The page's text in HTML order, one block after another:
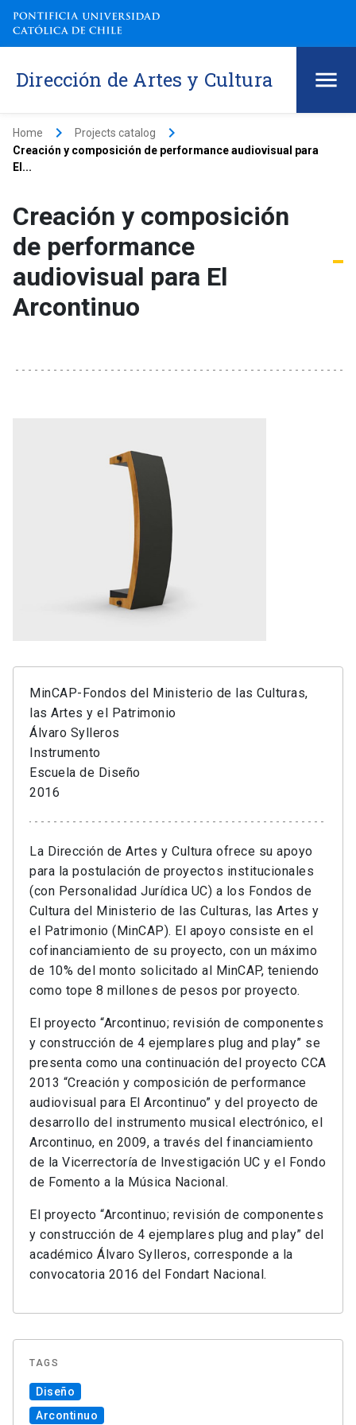
Dirección de Artes y Cultura
Home keyboard_arrow_right Projects catalog keyboard_arrow_right
Creación y composición de performance audiovisual para
El...
Creación y composición
de performance
audiovisual para El
Arcontinuo
MinCAP-Fondos del Ministerio de las Culturas,
las Artes y el Patrimonio
Álvaro Sylleros
Instrumento
Escuela de Diseño
2016
La Dirección de Artes y Cultura ofrece su apoyo
para la postulación de proyectos institucionales
(con Personalidad Jurídica UC) a los Fondos de
Cultura del Ministerio de las Culturas, las Artes y
el Patrimonio (MinCAP). El apoyo consiste en el
cofinanciamiento de su proyecto, con un máximo
de 10% del monto solicitado al MinCAP, teniendo
como tope 8 millones de pesos por proyecto.
El proyecto “Arcontinuo; revisión de componentes
y construcción de 4 ejemplares plug and play” se
presenta como una continuación del proyecto CCA
2013 “Creación y composición de performance
audiovisual para El Arcontinuo” y del proyecto de
desarrollo del instrumento musical electrónico, el
Arcontinuo, en 2009, a través del financiamiento
de la Vicerrectoría de Investigación UC y el Fondo
de Fomento a la Música Nacional.
El proyecto “Arcontinuo; revisión de componentes
y construcción de 4 ejemplares plug and play” del
académico Álvaro Sylleros, corresponde a la
convocatoria 2016 del Fondart Nacional.
TAGS
Diseño
Arcontinuo